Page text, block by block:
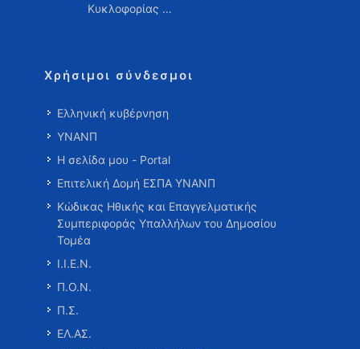
Κυκλοφορίας …
Χρήσιμοι σύνδεσμοι
Ελληνική κυβέρνηση
ΥΝΑΝΠ
Η σελίδα μου - Portal
Επιτελική Δομή ΕΣΠΑ ΥΝΑΝΠ
Κώδικας Ηθικής και Επαγγελματικής
Συμπεριφοράς Υπαλλήλων του Δημοσίου
Τομέα
Ι.Ι.Ε.Ν.
Π.Ο.Ν.
Π.Σ.
ΕΛ.ΑΣ.